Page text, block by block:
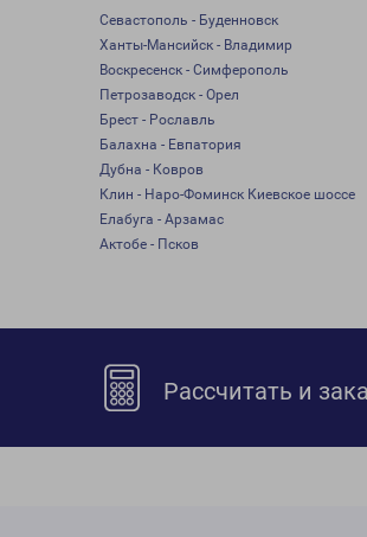
Севастополь - Буденновск
Ханты-Мансийск - Владимир
Воскресенск - Симферополь
Петрозаводск - Орел
Брест - Рославль
Балахна - Евпатория
Дубна - Ковров
Клин - Наро-Фоминск Киевское шоссе
Елабуга - Арзамас
Актобе - Псков
Рассчитать и